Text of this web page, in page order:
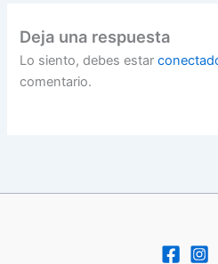
Deja una respuesta
Lo siento, debes estar
comentario.